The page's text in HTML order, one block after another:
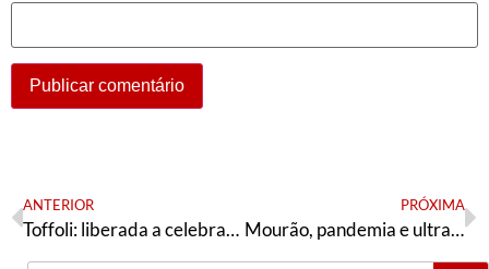
ANTERIOR
Toffoli: liberada a celebração da ditadura pelo governo
PRÓXIMA
Mourão, pandemia e ultraliberalismo: breves comentários de uma entrevista